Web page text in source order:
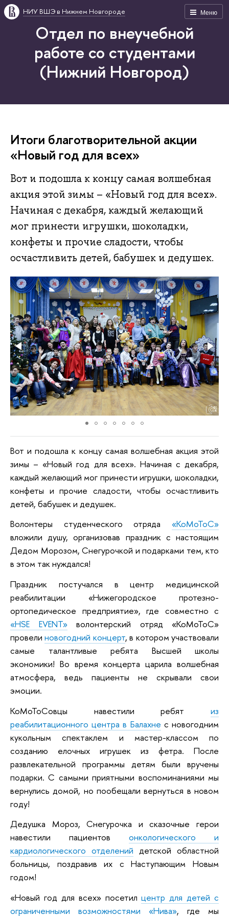
Меню
НИУ ВШЭ в Нижнем Новгороде
Отдел по внеучебной
работе со студентами
(Нижний Новгород)
Итоги благотворительной акции
«Новый год для всех»
Вот и подошла к концу самая волшебная
акция этой зимы – «Новый год для всех».
Начиная с декабря, каждый желающий
мог принести игрушки, шоколадки,
конфеты и прочие сладости, чтобы
осчастливить детей, бабушек и дедушек.
Вот и подошла к концу самая волшебная акция этой
зимы – «Новый год для всех». Начиная с декабря,
каждый желающий мог принести игрушки, шоколадки,
конфеты и прочие сладости, чтобы осчастливить
детей, бабушек и дедушек.
Волонтеры студенческого отряда «КоМоТоС»
вложили душу, организовав праздник с настоящим
Дедом Морозом, Снегурочкой и подарками тем, кто
в этом так нуждался!
Праздник постучался в центр медицинской
реабилитации «Нижегородское протезно-
ортопедическое предприятие», где совместно с
«HSE EVENT»волонтерский отряд «КоМоТоС»
провелиновогодний концерт, в котором участвовали
самые талантливые ребята Высшей школы
экономики! Во время концерта царила волшебная
атмосфера, ведь пациенты не скрывали свои
эмоции.
КоМоТоСовцы навестили ребят из
реабилитационного центра в Балахне с новогодним
кукольным спектаклем и мастер-классом по
созданию елочных игрушек из фетра. После
развлекательной программы детям были вручены
подарки. С самыми приятными воспоминаниями мы
вернулись домой, но пообещали вернуться в новом
году!
Дедушка Мороз, Снегурочка и сказочные герои
навестили пациентов онкологического и
кардиологического отделений детской областной
больницы, поздравив их с Наступающим Новым
годом!
«Новый год для всех» посетилцентр для детей с
ограниченными возможностями «Нива», где мы